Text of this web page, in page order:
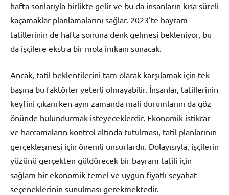
hafta sonlarıyla birlikte gelir ve bu da insanların kısa süreli
kaçamaklar planlamalarını sağlar. 2023'te bayram
tatillerinin de hafta sonuna denk gelmesi bekleniyor, bu
da işçilere ekstra bir mola imkanı sunacak.
Ancak, tatil beklentilerini tam olarak karşılamak için tek
başına bu faktörler yeterli olmayabilir. İnsanlar, tatillerinin
keyfini çıkarırken aynı zamanda mali durumlarını da göz
önünde bulundurmak isteyeceklerdir. Ekonomik istikrar
ve harcamaların kontrol altında tutulması, tatil planlarının
gerçekleşmesi için önemli unsurlardır. Dolayısıyla, işçilerin
yüzünü gerçekten güldürecek bir bayram tatili için
sağlam bir ekonomik temel ve uygun fiyatlı seyahat
seçeneklerinin sunulması gerekmektedir.